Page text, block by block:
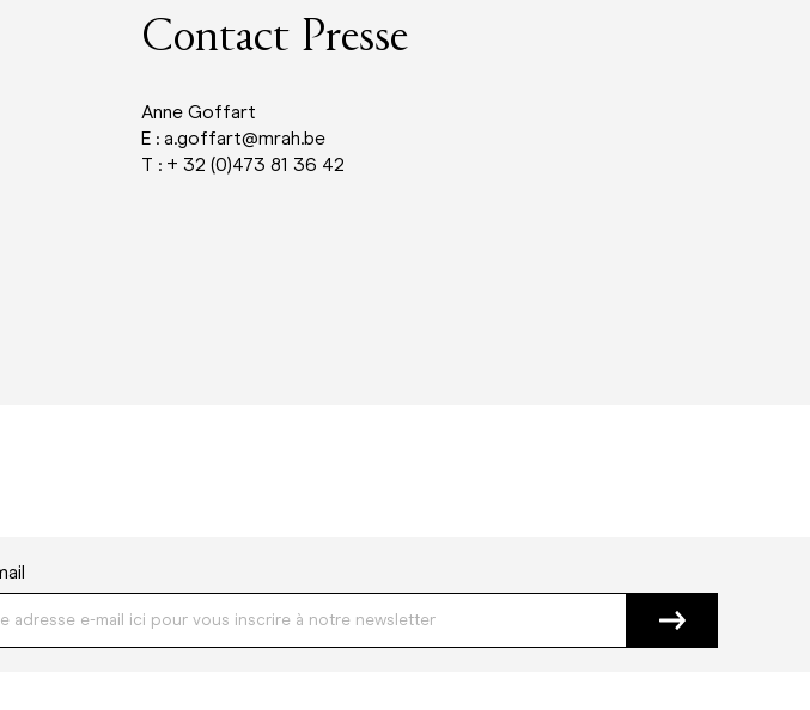
Contact Presse
Anne Goffart
E : a.goffart@mrah.be
T : + 32 (0)473 81 36 42